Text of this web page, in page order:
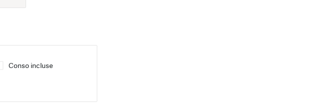
Conso incluse